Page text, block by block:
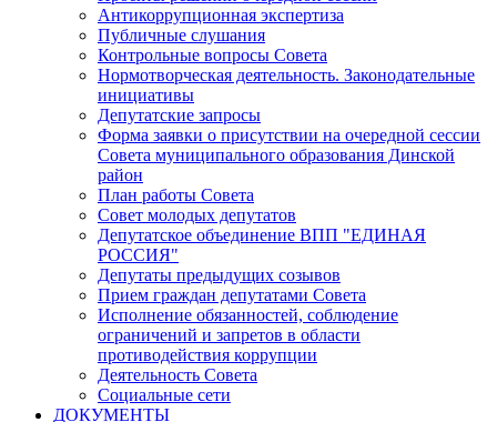
Антикоррупционная экспертиза
Публичные слушания
Контрольные вопросы Совета
Нормотворческая деятельность. Законодательные
инициативы
Депутатские запросы
Форма заявки о присутствии на очередной сессии
Совета муниципального образования Динской
район
План работы Совета
Совет молодых депутатов
Депутатское объединение ВПП "ЕДИНАЯ
РОССИЯ"
Депутаты предыдущих созывов
Прием граждан депутатами Совета
Исполнение обязанностей, соблюдение
ограничений и запретов в области
противодействия коррупции
Деятельность Совета
Социальные сети
ДОКУМЕНТЫ